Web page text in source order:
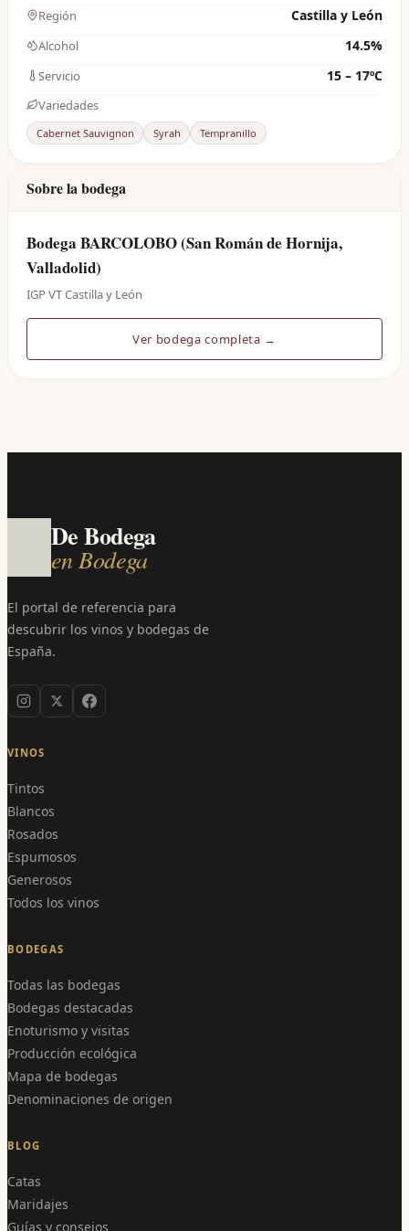
Región Castilla y León
Alcohol 14.5%
Servicio 15 – 17ºC
Variedades
Cabernet Sauvignon Syrah Tempranillo
Sobre la bodega
Bodega BARCOLOBO (San Román de Hornija,
Valladolid)
IGP VT Castilla y León
Ver bodega completa →
De Bodega
en Bodega
El portal de referencia para
descubrir los vinos y bodegas de
España.
VINOS
Tintos
Blancos
Rosados
Espumosos
Generosos
Todos los vinos
BODEGAS
Todas las bodegas
Bodegas destacadas
Enoturismo y visitas
Producción ecológica
Mapa de bodegas
Denominaciones de origen
BLOG
Catas
Maridajes
Guías y consejos